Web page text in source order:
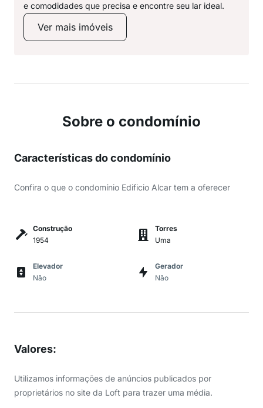
e comodidades que precisa e encontre seu lar ideal.
Ver mais imóveis
Sobre o condomínio
Características do condomínio
Confira o que o condomínio Edificio Alcar tem a oferecer
Construção
1954
Torres
Uma
Elevador
Não
Gerador
Não
Valores:
Utilizamos informações de anúncios publicados por
proprietários no site da Loft para trazer uma média.